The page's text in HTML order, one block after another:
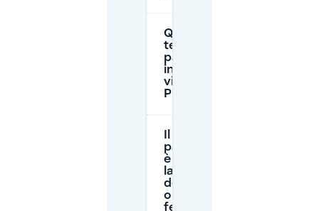
Quanto
tempo posso
parcheggiare
in strada
vicino a De
Plaatsen?
parcheggio
è gratuito
la
domenica
o nei giorni
festivi